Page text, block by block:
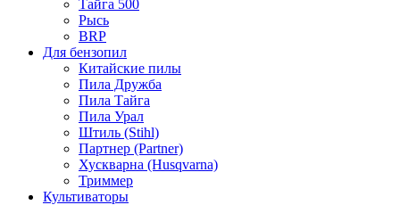
Тайга 500
Рысь
BRP
Для бензопил
Китайские пилы
Пила Дружба
Пила Тайга
Пила Урал
Штиль (Stihl)
Партнер (Partner)
Хускварна (Husqvarna)
Триммер
Культиваторы